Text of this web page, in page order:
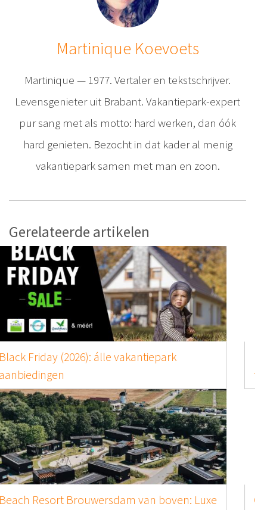
Martinique Koevoets
Martinique — 1977. Vertaler en tekstschrijver.
Levensgenieter uit Brabant. Vakantiepark-expert
pur sang met als motto: hard werken, dan óók
hard genieten. Bezocht in dat kader al menig
vakantiepark samen met man en zoon.
Gerelateerde artikelen
Bungalowpark De Soeten Haert van boven:
familiepark bij Renesse (VIDEO)
Cuber Veluwe & Marber Veluwe van boven: